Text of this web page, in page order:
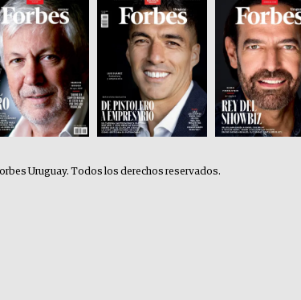
Uruguay. Todos los derechos reservados.